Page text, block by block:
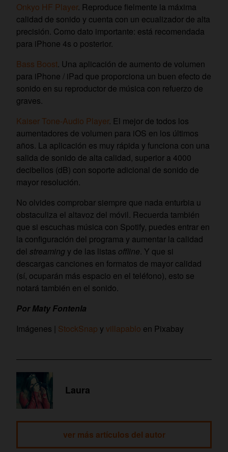
Onkyo HF Player. Reproduce fielmente la máxima
calidad de sonido y cuenta con un ecualizador de alta
precisión. Como dato importante: está recomendada
para iPhone 4s o posterior.
Bass Boost. Una aplicación de aumento de volumen
para iPhone / iPad que proporciona un buen efecto de
sonido en su reproductor de música con refuerzo de
graves.
Kaiser Tone-Audio Player. El mejor de todos los
aumentadores de volumen para iOS en los últimos
años. La aplicación es muy rápida y funciona con una
salida de sonido de alta calidad, superior a 4000
decibelios (dB) con soporte adicional de sonido de
mayor resolución.
No olvides comprobar siempre que nada enturbia u
obstaculiza el altavoz del móvil. Recuerda también
que si escuchas música con Spotify, puedes entrar en
la configuración del programa y aumentar la calidad
del streaming y de las listas offline. Y que si
descargas canciones en formatos de mayor calidad
(sí, ocuparán más espacio en el teléfono), esto se
notará también en el sonido.
Por Maty Fontenla
Imágenes | StockSnap y villapablo en Pixabay
Laura
ver más artículos del autor